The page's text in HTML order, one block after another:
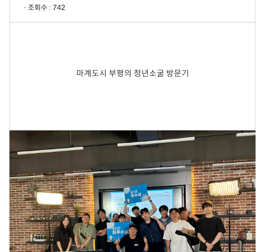
조회수 : 742
마계도시 부평의 청년소굴 방문기